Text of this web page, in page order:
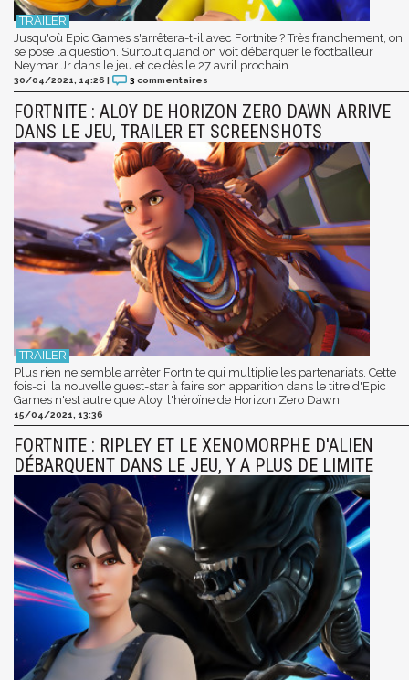
Jusqu'où Epic Games s'arrêtera-t-il avec Fortnite ? Très franchement, on
se pose la question. Surtout quand on voit débarquer le footballeur
Neymar Jr dans le jeu et ce dès le 27 avril prochain.
30/04/2021, 14:26 | 3 commentaires
FORTNITE : ALOY DE HORIZON ZERO DAWN ARRIVE
DANS LE JEU, TRAILER ET SCREENSHOTS
Plus rien ne semble arrêter Fortnite qui multiplie les partenariats. Cette
fois-ci, la nouvelle guest-star à faire son apparition dans le titre d'Epic
Games n'est autre que Aloy, l'héroïne de Horizon Zero Dawn.
15/04/2021, 13:36
FORTNITE : RIPLEY ET LE XENOMORPHE D'ALIEN
DÉBARQUENT DANS LE JEU, Y A PLUS DE LIMITE